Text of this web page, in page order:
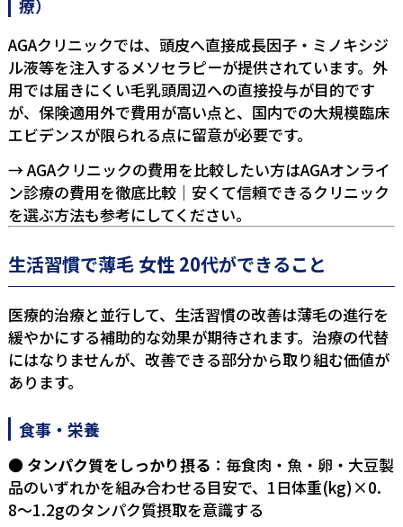
療）
AGAクリニックでは、頭皮へ直接成長因子・ミノキシジ
ル液等を注入するメソセラピーが提供されています。外
用では届きにくい毛乳頭周辺への直接投与が目的です
が、保険適用外で費用が高い点と、国内での大規模臨床
エビデンスが限られる点に留意が必要です。
→ AGAクリニックの費用を比較したい方はAGAオンライ
ン診療の費用を徹底比較｜安くて信頼できるクリニック
を選ぶ方法も参考にしてください。
生活習慣で薄毛 女性 20代ができること
医療的治療と並行して、生活習慣の改善は薄毛の進行を
緩やかにする補助的な効果が期待されます。治療の代替
にはなりませんが、改善できる部分から取り組む価値が
あります。
食事・栄養
タンパク質をしっかり摂る ：毎食肉・魚・卵・大豆製
品のいずれかを組み合わせる目安で、1日体重(kg)×0.
8〜1.2gのタンパク質摂取を意識する